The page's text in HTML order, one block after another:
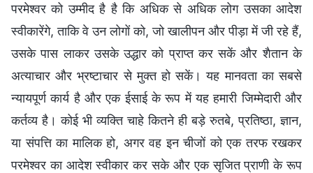
परमेश्वर को उम्मीद है है कि अधिक से अधिक लोग उसका आदेश
स्वीकारेंगे, ताकि वे उन लोगों को, जो खालीपन और पीड़ा में जी रहे हैं,
उसके पास लाकर उसके उद्धार को प्राप्त कर सकें और शैतान के
अत्याचार और भ्रष्टाचार से मुक्त हो सकें। यह मानवता का सबसे
न्यायपूर्ण कार्य है और एक ईसाई के रूप में यह हमारी जिम्मेदारी और
कर्तव्य है। कोई भी व्यक्ति चाहे कितने ही बड़े रुतबे, प्रतिष्ठा, ज्ञान,
या संपत्ति का मालिक हो, अगर वह इन चीजों को एक तरफ रखकर
परमेश्वर का आदेश स्वीकार कर सके और एक सृजित प्राणी के रूप